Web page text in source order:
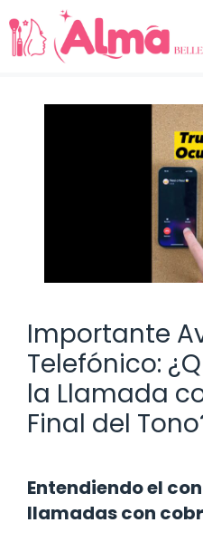
Saltar
al
contenido
Importante
Telefónico:
la Llamada
Final del
Entendiendo el
llamadas con